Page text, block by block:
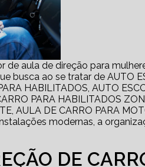
de aula de direção para
busca ao se tratar de AUTO
HABILITADOS, AUTO
PARA HABILITADOS
AULA DE CARRO PARA
modernas, a
DE